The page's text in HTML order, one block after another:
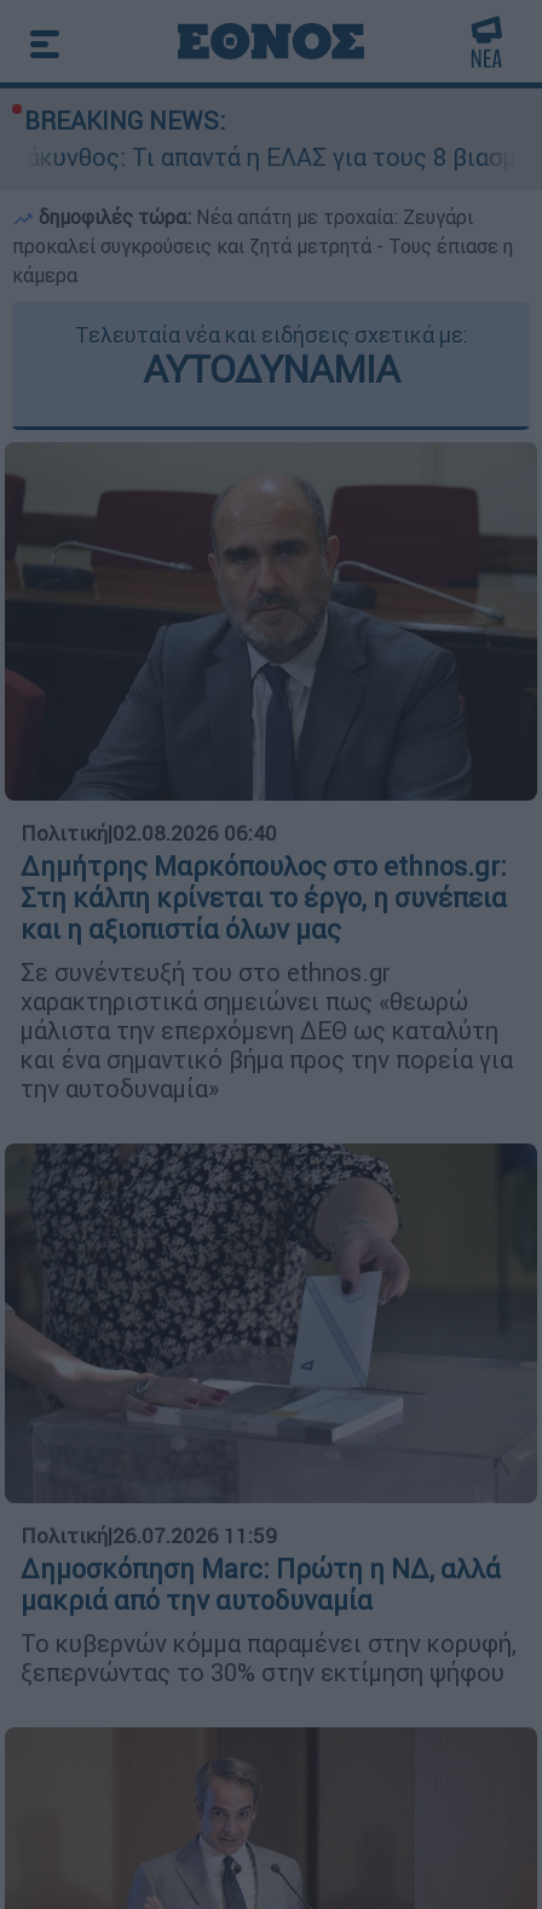
BREAKING NEWS:
απαντά η ΕΛΑΣ για τους 8 βιασμούς
δημοφιλές τώρα: Νέα απάτη με τροχαία: Ζευγάρι
προκαλεί συγκρούσεις και ζητά μετρητά - Τους έπιασε η
κάμερα
Τελευταία νέα και ειδήσεις σχετικά με:
ΑΥΤΟΔΥΝΑΜΙΑ
Πολιτική|02.08.2026 06:40
Δημήτρης Μαρκόπουλος στο ethnos.gr:
Στη κάλπη κρίνεται το έργο, η συνέπεια
και η αξιοπιστία όλων μας
Σε συνέντευξή του στο ethnos.gr
χαρακτηριστικά σημειώνει πως «θεωρώ
μάλιστα την επερχόμενη ΔΕΘ ως καταλύτη
και ένα σημαντικό βήμα προς την πορεία για
την αυτοδυναμία»
Πολιτική|26.07.2026 11:59
Δημοσκόπηση Marc: Πρώτη η ΝΔ, αλλά
μακριά από την αυτοδυναμία
Το κυβερνών κόμμα παραμένει στην κορυφή,
ξεπερνώντας το 30% στην εκτίμηση ψήφου